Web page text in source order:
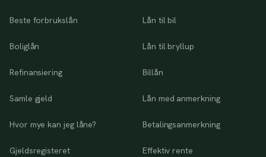
Beste forbrukslån
Boliglån
Refinansiering
Samle gjeld
Hvor mye kan jeg låne?
Gjeldsregisteret
Lån til bil
Lån til bryllup
Billån
Lån med anmerkning
Betalingsanmerkning
Effektiv rente